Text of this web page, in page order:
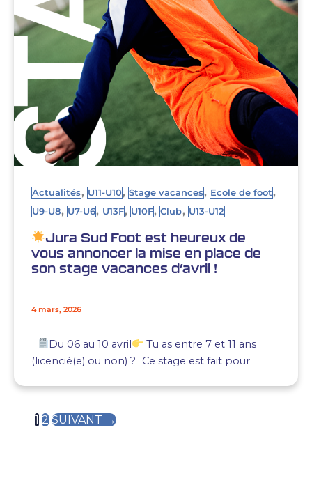
Actualités, U11-U10, Stage vacances, Ecole de foot,
U9-U8, U7-U6, U13F, U10F, Club, U13-U12
Jura Sud Foot est heureux de
vous annoncer la mise en place de
son stage vacances d’avril !
4 mars, 2026
Du 06 au 10 avril
Tu as entre 7 et 11 ans
(licencié(e) ou non) ? Ce stage est fait pour
1 2 SUIVANT →